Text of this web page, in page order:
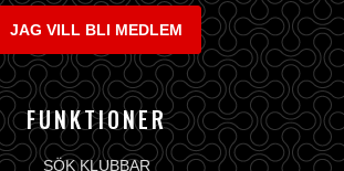
JAG VILL BLI MEDLEM
FUNKTIONER
SÖK KLUBBAR